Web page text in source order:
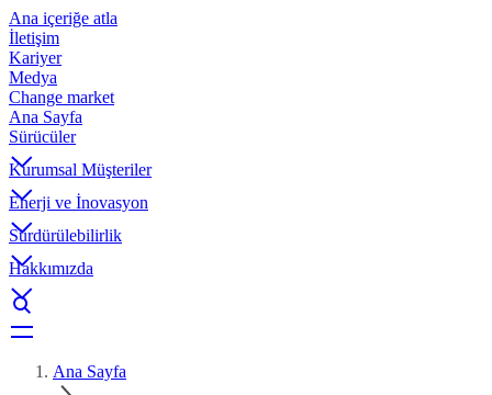
Ana içeriğe atla
İletişim
Kariyer
Medya
Change market
Ana Sayfa
Sürücüler
Kurumsal Müşteriler
Enerji ve İnovasyon
Sürdürülebilirlik
Hakkımızda
Ana Sayfa